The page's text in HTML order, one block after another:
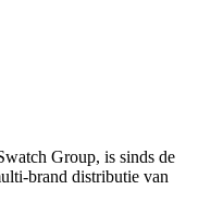
Group, is sinds de
brand distributie van